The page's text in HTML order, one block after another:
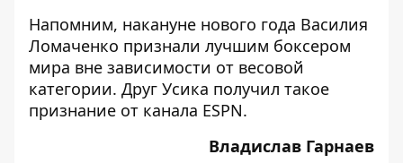
Напомним, накануне нового года Василия
Ломаченко признали лучшим боксером
мира вне зависимости от весовой
категории. Друг Усика получил такое
признание от канала ESPN.
Владислав Гарнаев